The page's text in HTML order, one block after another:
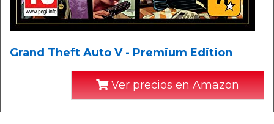
Grand Theft Auto V - Premium Edition
Ver precios en Amazon